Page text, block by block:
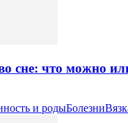
сне: что можно
и родыБолезни